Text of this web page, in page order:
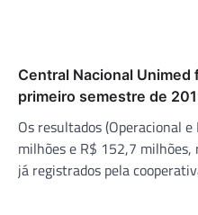
Central Nacional Unimed
primeiro semestre de
Os resultados (Operacional
milhões e R$ 152,7
já registrados pela